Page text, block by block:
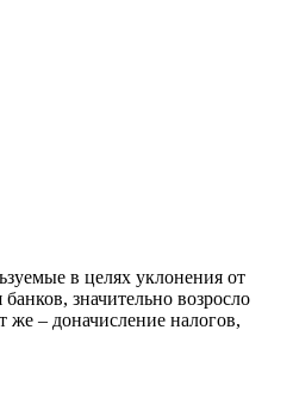
в целях уклонения от
значительно возросло
же – доначисление налогов,